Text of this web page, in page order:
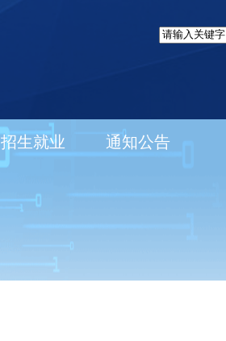
招生就业 通知公告